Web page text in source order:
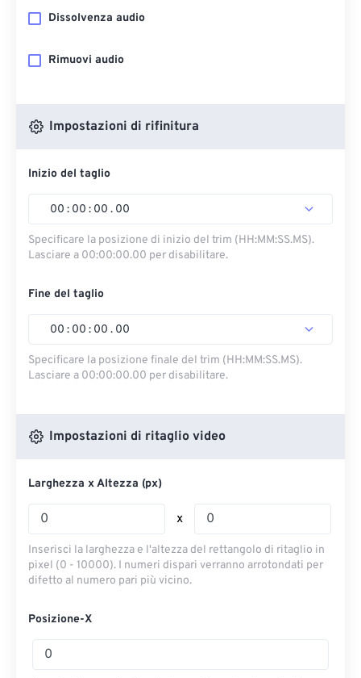
Dissolvenza audio
Rimuovi audio
Impostazioni di rifinitura
Inizio del taglio
00 : 00 : 00 . 00
Specificare la posizione di inizio del trim (HH:MM:SS.MS).
Lasciare a 00:00:00.00 per disabilitare.
Fine del taglio
00 : 00 : 00 . 00
Specificare la posizione finale del trim (HH:MM:SS.MS).
Lasciare a 00:00:00.00 per disabilitare.
Impostazioni di ritaglio video
Larghezza x Altezza (px)
x
Inserisci la larghezza e l'altezza del rettangolo di ritaglio in
pixel (0 - 10000). I numeri dispari verranno arrotondati per
difetto al numero pari più vicino.
Posizione-X